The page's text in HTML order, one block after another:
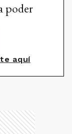
poder
aquí